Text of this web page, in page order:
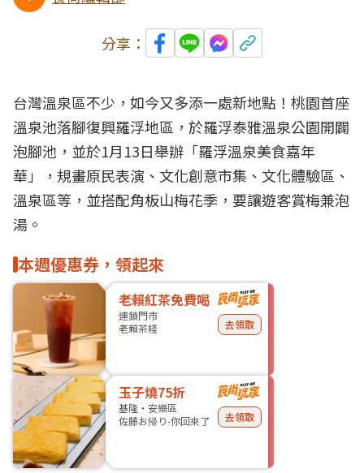
分享：
台灣溫泉區不少，如今又多添一處新地點！桃園首座
溫泉池落腳復興羅浮地區，於羅浮泰雅溫泉公園開闢
泡腳池，並於1月13日舉辦「羅浮溫泉美食嘉年
華」，規畫原民表演、文化創意市集、文化體驗區、
溫泉區等，並搭配角板山梅花季，要讓遊客賞梅兼泡
湯。
本週優惠券，領起來
老賴紅茶免費喝
連鎖門市
老賴茶棧
去領取
玉子燒75折
基隆・安樂區
佐藤お帰り-你回來了
去領取